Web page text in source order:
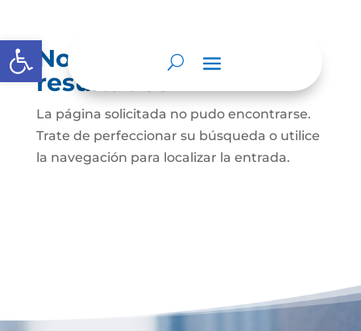
Abrir barra de herramientas
No se encontraron
resultados
La página solicitada no pudo encontrarse.
Trate de perfeccionar su búsqueda o utilice
la navegación para localizar la entrada.